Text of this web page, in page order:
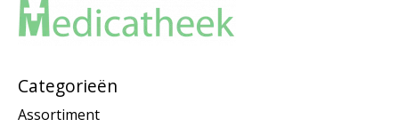
Categorieën
Assortiment